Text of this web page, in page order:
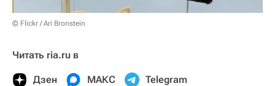
© Flickr / Ari Bronstein
Читать ria.ru в
Дзен МАКС Telegram